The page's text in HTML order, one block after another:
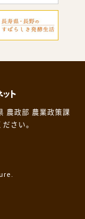
農政部 農業政策課
さい。